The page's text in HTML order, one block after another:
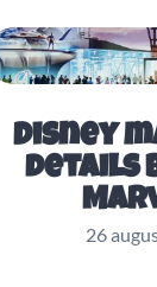
Disney
details
26